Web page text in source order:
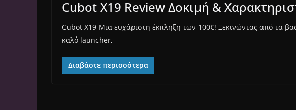
Cubot X19 Review Δοκιμή &
Cubot X19 Μια ευχάριστη έκπληξη των 100€! Ξεκινώντας από τα
καλό launcher,
Διαβάστε περισσότερα